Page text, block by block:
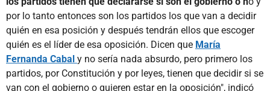
por lo tanto entonces son los partidos los que van a decidir
quién en esa posición y después tendrán ellos que escoger
quién es el líder de esa oposición. Dicen que María
Fernanda Cabal y no sería nada absurdo, pero primero los
partidos, por Constitución y por leyes, tienen que decidir si se
van con el gobierno o quieren estar en la oposición", indicó